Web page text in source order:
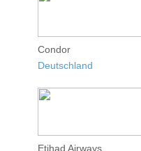
Condor
Deutschland
Etihad Airways